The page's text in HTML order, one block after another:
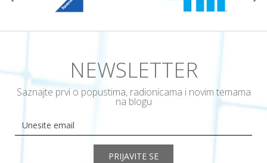
NEWSLETTER
Saznajte prvi o popustima, radionicama i novim temama
na blogu
PRIJAVITE SE